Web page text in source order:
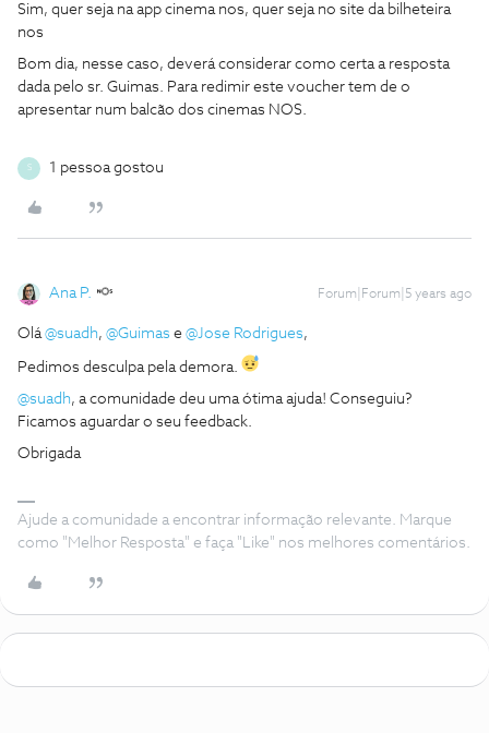
Sim, quer seja na app cinema nos, quer seja no site da bilheteira
nos
Bom dia, nesse caso, deverá considerar como certa a resposta
dada pelo sr. Guimas. Para redimir este voucher tem de o
apresentar num balcão dos cinemas NOS.
S 1 pessoa gostou
Ana P. Forum|Forum|5 years ago
Olá @suadh, @Guimas e @Jose Rodrigues,
Pedimos desculpa pela demora.
@suadh, a comunidade deu uma ótima ajuda! Conseguiu?
Ficamos aguardar o seu feedback.
Obrigada
Ajude a comunidade a encontrar informação relevante. Marque
como "Melhor Resposta" e faça "Like" nos melhores comentários.